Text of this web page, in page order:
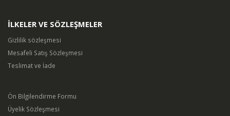
İLKELER VE SÖZLEŞMELER
Gizlilik sözleşmesi
Mesafeli Satış Sözleşmesi
Teslimat ve İade
Ön Bilgilendirme Formu
Üyelik Sözleşmesi